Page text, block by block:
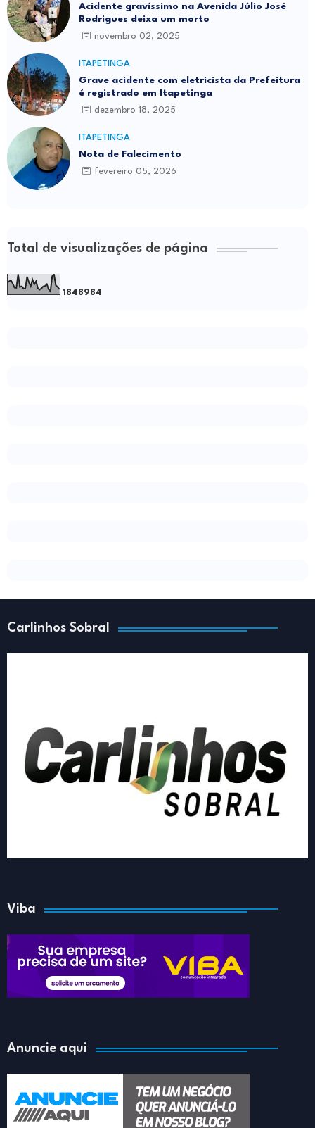
Acidente gravíssimo na Avenida Júlio José
Rodrigues deixa um morto
novembro 02, 2025
ITAPETINGA
Grave acidente com eletricista da Prefeitura
é registrado em Itapetinga
dezembro 18, 2025
ITAPETINGA
Nota de Falecimento
fevereiro 05, 2026
Total de visualizações de página
1 848984
Carlinhos Sobral
Viba
Anuncie aqui